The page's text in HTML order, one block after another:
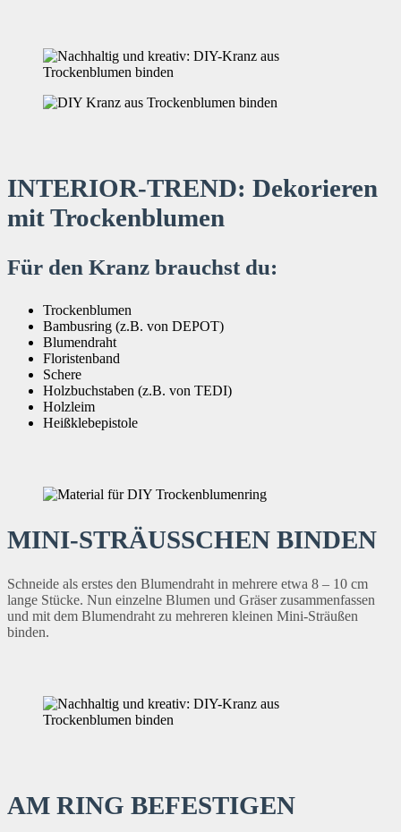
INTERIOR-TREND: Dekorieren
mit Trockenblumen
Für den Kranz brauchst du:
Trockenblumen
Bambusring (z.B. von DEPOT)
Blumendraht
Floristenband
Schere
Holzbuchstaben (z.B. von TEDI)
Holzleim
Heißklebepistole
MINI-STRÄUSSCHEN BINDEN
Schneide als erstes den Blumendraht in mehrere etwa 8 – 10 cm
lange Stücke. Nun einzelne Blumen und Gräser zusammenfassen
und mit dem Blumendraht zu mehreren kleinen Mini-Sträußen
binden.
AM RING BEFESTIGEN